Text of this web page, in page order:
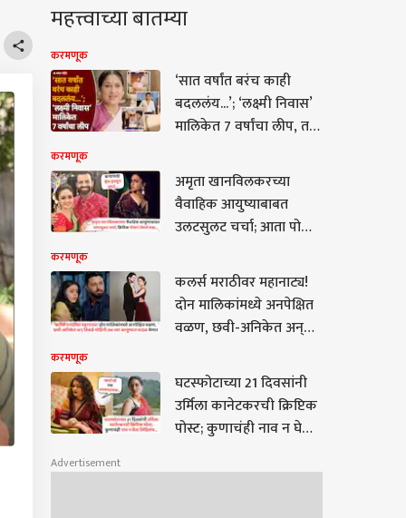
महत्त्वाच्या बातम्या
करमणूक
‘सात वर्षांत बरंच काही
बदललंय...’; ‘लक्ष्मी निवास’
मालिकेत 7 वर्षांचा लीप, तर
चाहतेही गोंधळले
करमणूक
अमृता खानविलकरच्या
वैवाहिक आयुष्याबाबत
उलटसुलट चर्चा; आता पोस्ट
हरवून जातं...’
करमणूक
कलर्स मराठीवर महानाट्य!
दोन मालिकांमध्ये अनपेक्षित
वळण, छवी-अनिकेत अन्
आयुष्यात वादळ येणार
करमणूक
घटस्फोटाच्या 21 दिवसांनी
उर्मिला कानेटकरची क्रिप्टिक
पोस्ट; कुणाचंही नाव न घेता
Advertisement